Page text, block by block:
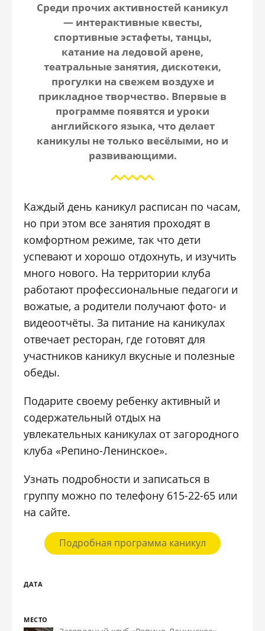
Среди прочих активностей каникул
— интерактивные квесты,
спортивные эстафеты, танцы,
катание на ледовой арене,
театральные занятия, дискотеки,
прогулки на свежем воздухе и
прикладное творчество. Впервые в
программе появятся и уроки
английского языка, что делает
каникулы не только весёлыми, но и
развивающими.
Каждый день каникул расписан по часам,
но при этом все занятия проходят в
комфортном режиме, так что дети
успевают и хорошо отдохнуть, и изучить
много нового. На территории клуба
работают профессиональные педагоги и
вожатые, а родители получают фото- и
видеоотчёты. За питание на каникулах
отвечает ресторан, где готовят для
участников каникул вкусные и полезные
обеды.
Подарите своему ребенку активный и
содержательный отдых на
увлекательных каникулах от загородного
клуба «Репино-Ленинское».
Узнать подробности и записаться в
группу можно по телефону 615-22-65 или
на сайте.
Подробная программа каникул
ДАТА
МЕСТО